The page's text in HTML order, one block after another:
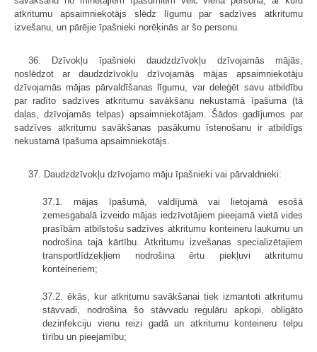
atkritumu apsaimniekotājs slēdz līgumu par sadzīves atkritumu
izvešanu, un pārējie īpašnieki norēķinās ar šo personu.
36. Dzīvokļu īpašnieki daudzdzīvokļu dzīvojamās mājās,
noslēdzot ar daudzdzīvokļu dzīvojamās mājas apsaimniekotāju
dzīvojamās mājas pārvaldīšanas līgumu, var deleģēt savu atbildību
par radīto sadzīves atkritumu savākšanu nekustamā īpašuma (tā
daļas, dzīvojamās telpas) apsaimniekotājam. Šādos gadījumos par
sadzīves atkritumu savākšanas pasākumu īstenošanu ir atbildīgs
nekustamā īpašuma apsaimniekotājs.
37. Daudzdzīvokļu dzīvojamo māju īpašnieki vai pārvaldnieki:
37.1. mājas īpašumā, valdījumā vai lietojamā esošā
zemesgabalā izveido mājas iedzīvotājiem pieejamā vietā vides
prasībām atbilstošu sadzīves atkritumu konteineru laukumu un
nodrošina tajā kārtību. Atkritumu izvešanas specializētajiem
transportlīdzekļiem nodrošina ērtu piekļuvi atkritumu
konteineriem;
37.2. ēkās, kur atkritumu savākšanai tiek izmantoti atkritumu
stāvvadi, nodrošina šo stāvvadu regulāru apkopi, obligāto
dezinfekciju vienu reizi gadā un atkritumu konteineru telpu
tīrību un pieejamību;